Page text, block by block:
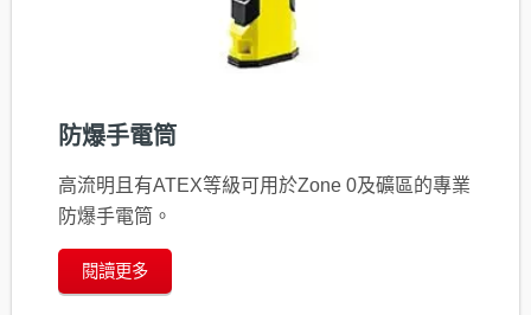
防爆手電筒
高流明且有ATEX等級可用於Zone 0及礦區的專業
防爆手電筒。
閱讀更多